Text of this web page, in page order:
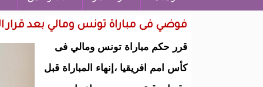
فوضي فى مباراة تونس ومالي بعد قرار
قرر حكم مباراة تونس ومالي فى
كأس امم افريقيا ،إنهاء المباراة قبل